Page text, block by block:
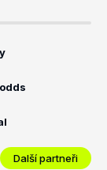
Další partneři